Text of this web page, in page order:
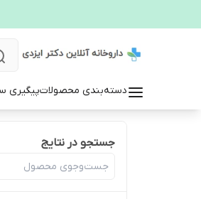
دسته‌بندی محصولاتپیگیری
جستجو در نتایج